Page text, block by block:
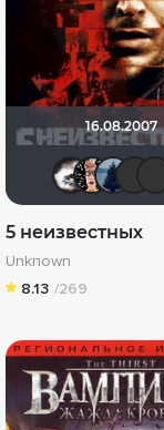
16.08.2007
5 неизвестных
Unknown
8.13 /269